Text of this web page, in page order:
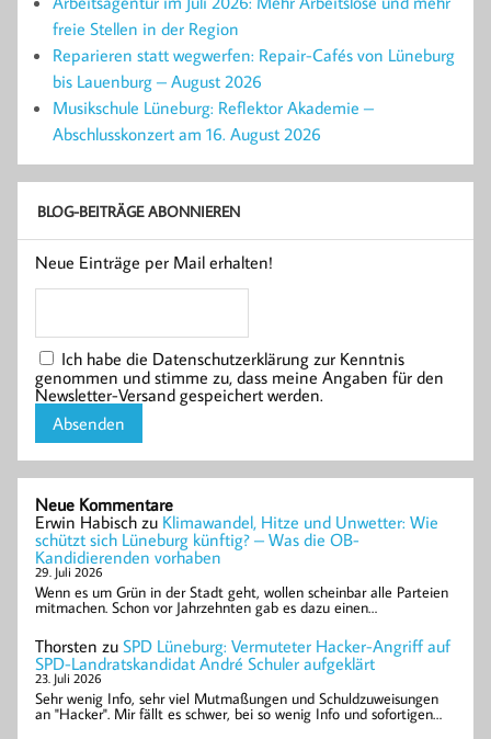
freie Stellen in der Region
Reparieren statt wegwerfen: Repair-Cafés von Lüneburg
bis Lauenburg – August 2026
Musikschule Lüneburg: Reflektor Akademie –
Abschlusskonzert am 16. August 2026
BLOG-BEITRÄGE ABONNIEREN
Neue Einträge per Mail erhalten!
Ich habe die Datenschutzerklärung zur Kenntnis
genommen und stimme zu, dass meine Angaben für den
Newsletter-Versand gespeichert werden.
Neue Kommentare
Erwin Habisch zu Klimawandel, Hitze und Unwetter: Wie
schützt sich Lüneburg künftig? – Was die OB-
Kandidierenden vorhaben
29. Juli 2026
Wenn es um Grün in der Stadt geht, wollen scheinbar alle Parteien
mitmachen. Schon vor Jahrzehnten gab es dazu einen…
Thorsten zu SPD Lüneburg: Vermuteter Hacker-Angriff auf
SPD-Landratskandidat André Schuler aufgeklärt
23. Juli 2026
Sehr wenig Info, sehr viel Mutmaßungen und Schuldzuweisungen
an "Hacker". Mir fällt es schwer, bei so wenig Info und sofortigen…